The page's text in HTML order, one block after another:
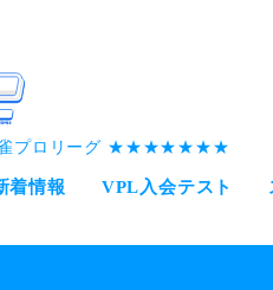
プロリーグ
着情報 VPL入会テスト